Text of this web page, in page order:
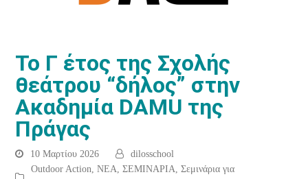
Το Γ έτος της Σχολής
θεάτρου “δήλος” στην
Ακαδημία DAMU της
Πράγας
10 Μαρτίου 2026
dilosschool
Outdoor Action,ΝΕΑ,ΣΕΜΙΝΑΡΙΑ,Σεμινάρια για